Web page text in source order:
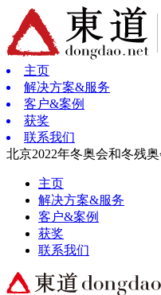
主页
解决方案&服务
客户&案例
获奖
联系我们
北京2022年冬奥会和冬残
主页
解决方案&服务
客户&案例
获奖
联系我们